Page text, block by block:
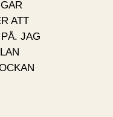
ATT
PÅ.JAG